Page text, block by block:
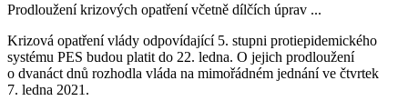
Prodloužení krizových opatření včetně dílčích úprav ...
Krizová opatření vlády odpovídající 5. stupni protiepidemického
systému PES budou platit do 22. ledna. O jejich prodloužení
o dvanáct dnů rozhodla vláda na mimořádném jednání ve čtvrtek
7. ledna 2021.